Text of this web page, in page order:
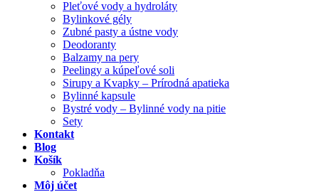
Pleťové vody a hydroláty
Bylinkové gély
Zubné pasty a ústne vody
Deodoranty
Balzamy na pery
Peelingy a kúpeľové soli
Sirupy a Kvapky – Prírodná apatieka
Bylinné kapsule
Bystré vody – Bylinné vody na pitie
Sety
Kontakt
Blog
Košík
Pokladňa
Môj účet